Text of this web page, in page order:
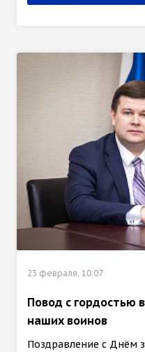
23 февраля, 10:07
Повод с гордостью
наших воинов
Поздравление с Днём